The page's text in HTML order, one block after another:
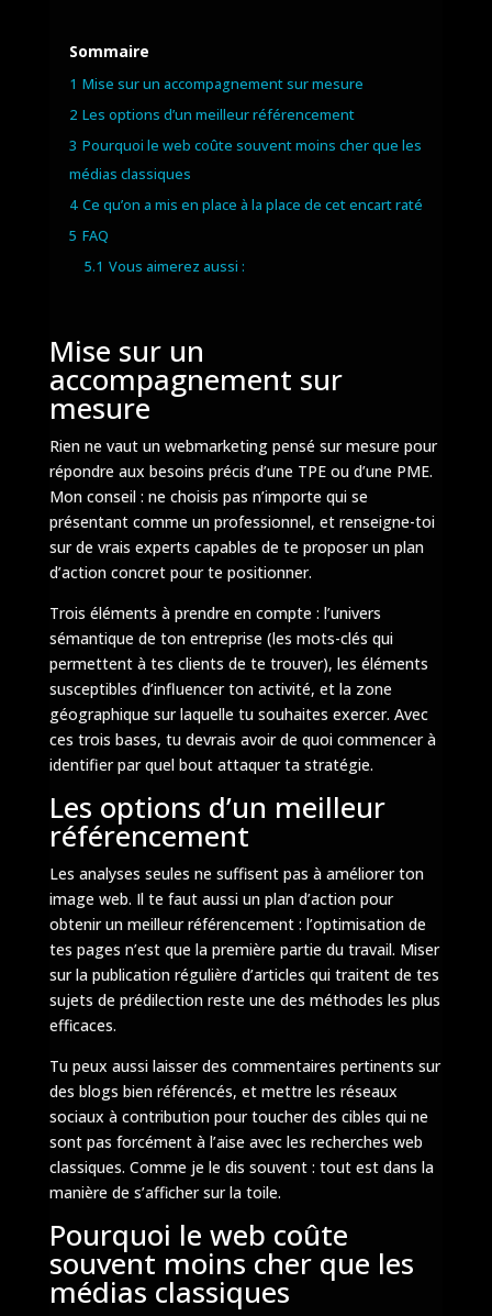
Sommaire
1 Mise sur un accompagnement sur mesure
2 Les options d’un meilleur référencement
3 Pourquoi le web coûte souvent moins cher que les
médias classiques
4 Ce qu’on a mis en place à la place de cet encart raté
5 FAQ
5.1 Vous aimerez aussi :
Mise sur un
accompagnement sur
mesure
Rien ne vaut un webmarketing pensé sur mesure pour
répondre aux besoins précis d’une TPE ou d’une PME.
Mon conseil : ne choisis pas n’importe qui se
présentant comme un professionnel, et renseigne-toi
sur de vrais experts capables de te proposer un plan
d’action concret pour te positionner.
Trois éléments à prendre en compte : l’univers
sémantique de ton entreprise (les mots-clés qui
permettent à tes clients de te trouver), les éléments
susceptibles d’influencer ton activité, et la zone
géographique sur laquelle tu souhaites exercer. Avec
ces trois bases, tu devrais avoir de quoi commencer à
identifier par quel bout attaquer ta stratégie.
Les options d’un meilleur
référencement
Les analyses seules ne suffisent pas à améliorer ton
image web. Il te faut aussi un plan d’action pour
obtenir un meilleur référencement : l’optimisation de
tes pages n’est que la première partie du travail. Miser
sur la publication régulière d’articles qui traitent de tes
sujets de prédilection reste une des méthodes les plus
efficaces.
Tu peux aussi laisser des commentaires pertinents sur
des blogs bien référencés, et mettre les réseaux
sociaux à contribution pour toucher des cibles qui ne
sont pas forcément à l’aise avec les recherches web
classiques. Comme je le dis souvent : tout est dans la
manière de s’afficher sur la toile.
Pourquoi le web coûte
souvent moins cher que les
médias classiques